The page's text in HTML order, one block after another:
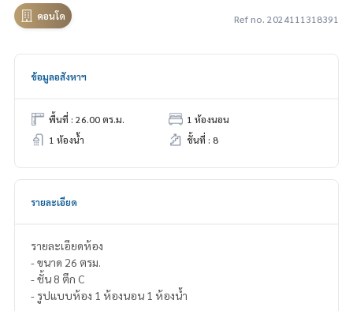
คอนโด Ref no. 2024111318391
ข้อมูลอสังหาฯ
พื้นที่ : 26.00 ตร.ม.
1 ห้องนอน
1 ห้องน้ำ
ชั้นที่ : 8
รายละเอียด
รายละเอียดห้อง
- ขนาด 26 ตรม.
- ชั้น 8 ตึก C
- รูปแบบห้อง 1 ห้องนอน 1 ห้องน้ำ